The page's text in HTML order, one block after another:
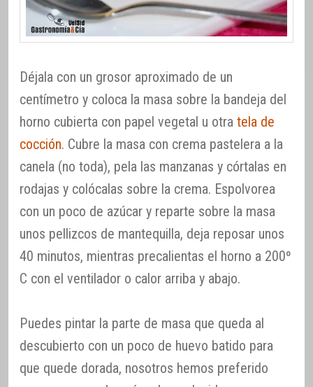
Déjala con un grosor aproximado de un
centímetro y coloca la masa sobre la bandeja del
horno cubierta con papel vegetal u otra tela de
cocción. Cubre la masa con crema pastelera a la
canela (no toda), pela las manzanas y córtalas en
rodajas y colócalas sobre la crema. Espolvorea
con un poco de azúcar y reparte sobre la masa
unos pellizcos de mantequilla, deja reposar unos
40 minutos, mientras precalientas el horno a 200º
C con el ventilador o calor arriba y abajo.
Puedes pintar la parte de masa que queda al
descubierto con un poco de huevo batido para
que quede dorada, nosotros hemos preferido